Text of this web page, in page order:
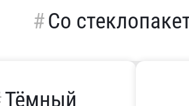
Со
Тёмный